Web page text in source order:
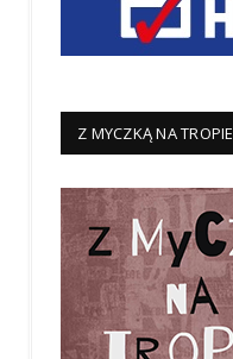
Z MYCZKĄ NA TROPIE